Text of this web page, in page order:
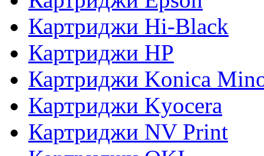
Картриджи Hi-Black
Картриджи HP
Картриджи Konica
Картриджи Kyocera
Картриджи NV Print